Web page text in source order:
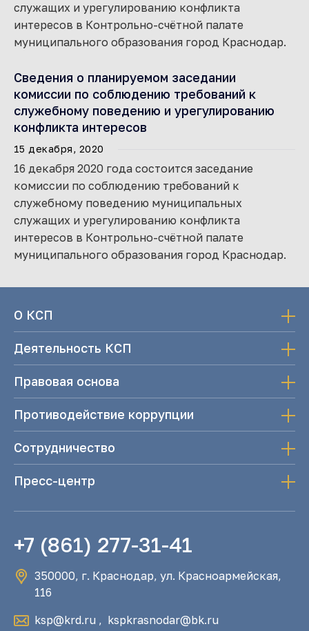
служащих и урегулированию конфликта
интересов в Контрольно-счётной палате
муниципального образования город Краснодар.
Сведения о планируемом заседании
комиссии по соблюдению требований к
служебному поведению и урегулированию
конфликта интересов
15 декабря, 2020
16 декабря 2020 года состоится заседание
комиссии по соблюдению требований к
служебному поведению муниципальных
служащих и урегулированию конфликта
интересов в Контрольно-счётной палате
муниципального образования город Краснодар.
О КСП
Деятельность КСП
Правовая основа
Противодействие коррупции
Сотрудничество
Пресс-центр
+7 (861) 277-31-41
350000, г. Краснодар, ул. Красноармейская,
116
ksp@krd.ru , kspkrasnodar@bk.ru